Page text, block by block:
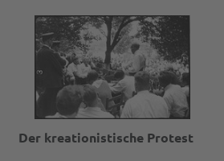
Der kreationistische Protest